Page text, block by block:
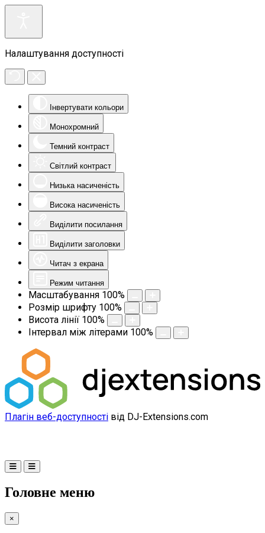
Налаштування доступності
Інвертувати кольори
Монохромний
Темний контраст
Світлий контраст
Низька насиченість
Висока насиченість
Виділити посилання
Виділити заголовки
Читач з екрана
Режим читання
Масштабування 100%
Розмір шрифту 100%
Висота лінії 100%
Інтервал між літерами 100%
Плагін веб-доступності від DJ-Extensions.com
Головне меню
×